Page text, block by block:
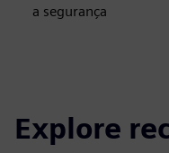
a segurança
Explore